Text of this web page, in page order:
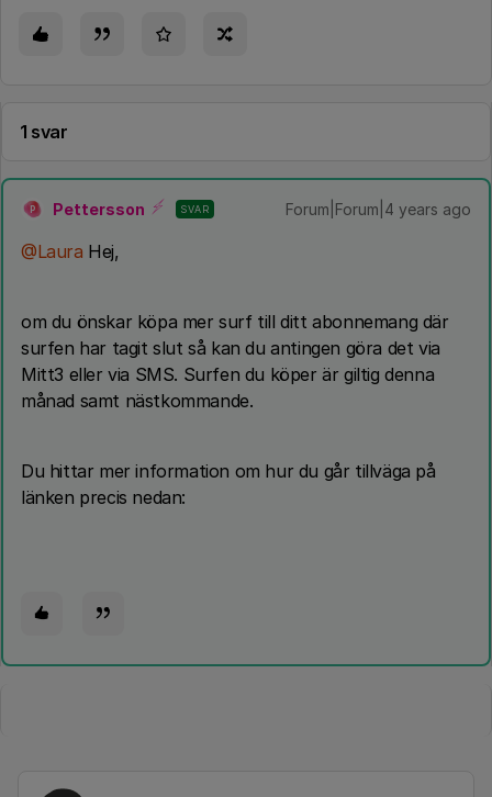
1 svar
P Pettersson SVAR Forum|Forum|4 years ago
@Laura Hej,
om du önskar köpa mer surf till ditt abonnemang där
surfen har tagit slut så kan du antingen göra det via
Mitt3 eller via SMS. Surfen du köper är giltig denna
månad samt nästkommande.
Du hittar mer information om hur du går tillväga på
länken precis nedan: